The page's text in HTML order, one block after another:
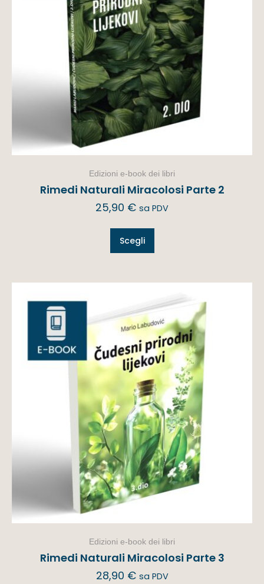
Edizioni e-book dei libri
Rimedi Naturali Miracolosi Parte 2
25,90 € sa PDV
Scegli
Edizioni e-book dei libri
Rimedi Naturali Miracolosi Parte 3
28,90 € sa PDV